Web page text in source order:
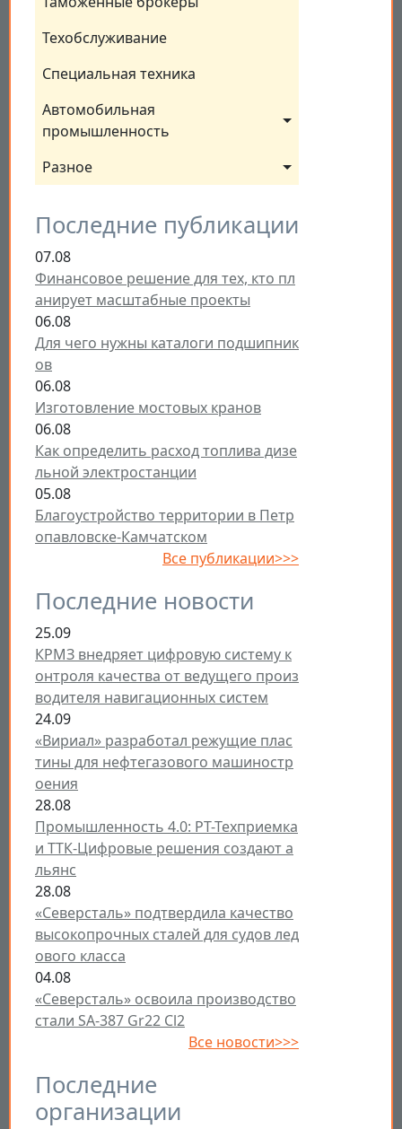
Техобслуживание
Специальная техника
Автомобильная
промышленность
Разное
Последние публикации
07.08
Финансовое решение для тех, кто пл
анирует масштабные проекты
06.08
Для чего нужны каталоги подшипник
ов
06.08
Изготовление мостовых кранов
06.08
Как определить расход топлива дизе
льной электростанции
05.08
Благоустройство территории в Петр
опавловске-Камчатском
Все публикации>>>
Последние новости
25.09
КРМЗ внедряет цифровую систему к
онтроля качества от ведущего произ
водителя навигационных систем
24.09
«Вириал» разработал режущие плас
тины для нефтегазового машиностр
оения
28.08
Промышленность 4.0: РТ-Техприемка
и ТТК-Цифровые решения создают а
льянс
28.08
«Северсталь» подтвердила качество
высокопрочных сталей для судов лед
ового класса
04.08
«Северсталь» освоила производство
стали SA-387 Gr22 Cl2
Все новости>>>
Последние
организации